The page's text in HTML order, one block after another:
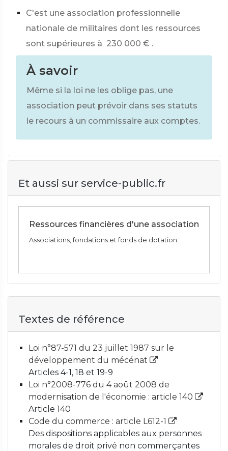
C'est une association professionnelle
nationale de militaires dont les ressources
sont supérieures à 230 000 € .
À savoir
Même si la loi ne les oblige pas, une
association peut prévoir dans ses statuts
le recours à un commissaire aux comptes.
Et aussi sur service-public.fr
Ressources financières d'une association
Associations, fondations et fonds de dotation
Textes de référence
Loi n°87-571 du 23 juillet 1987 sur le
développement du mécénat
Articles 4-1, 18 et 19-9
Loi n°2008-776 du 4 août 2008 de
modernisation de l'économie : article 140
Article 140
Code du commerce : article L612-1
Des dispositions applicables aux personnes
morales de droit privé non commerçantes